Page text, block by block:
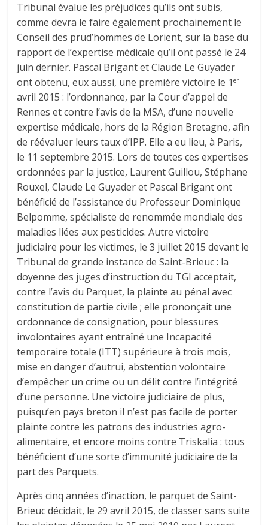
Tribunal évalue les préjudices qu’ils ont subis,
comme devra le faire également prochainement le
Conseil des prud’hommes de Lorient, sur la base du
rapport de l’expertise médicale qu’il ont passé le 24
juin dernier. Pascal Brigant et Claude Le Guyader
ont obtenu, eux aussi, une première victoire le 1er
avril 2015 : l’ordonnance, par la Cour d’appel de
Rennes et contre l’avis de la MSA, d’une nouvelle
expertise médicale, hors de la Région Bretagne, afin
de réévaluer leurs taux d’IPP. Elle a eu lieu, à Paris,
le 11 septembre 2015. Lors de toutes ces expertises
ordonnées par la justice, Laurent Guillou, Stéphane
Rouxel, Claude Le Guyader et Pascal Brigant ont
bénéficié de l’assistance du Professeur Dominique
Belpomme, spécialiste de renommée mondiale des
maladies liées aux pesticides. Autre victoire
judiciaire pour les victimes, le 3 juillet 2015 devant le
Tribunal de grande instance de Saint-Brieuc : la
doyenne des juges d’instruction du TGI acceptait,
contre l’avis du Parquet, la plainte au pénal avec
constitution de partie civile ; elle prononçait une
ordonnance de consignation, pour blessures
involontaires ayant entraîné une Incapacité
temporaire totale (ITT) supérieure à trois mois,
mise en danger d’autrui, abstention volontaire
d’empêcher un crime ou un délit contre l’intégrité
d’une personne. Une victoire judiciaire de plus,
puisqu’en pays breton il n’est pas facile de porter
plainte contre les patrons des industries agro-
alimentaire, et encore moins contre Triskalia : tous
bénéficient d’une sorte d’immunité judiciaire de la
part des Parquets.
Après cinq années d’inaction, le parquet de Saint-
Brieuc décidait, le 29 avril 2015, de classer sans suite